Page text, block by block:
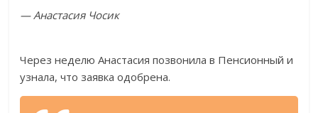
— Анастасия Чосик
Через неделю Анастасия позвонила в Пенсионный и
узнала, что заявка одобрена.